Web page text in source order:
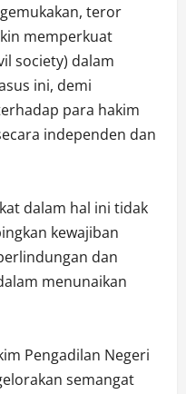
teror
memperkuat
society) dalam
ini, demi
para hakim
independen dan
dalam hal ini tidak
kewajiban
dan
menunaikan
Pengadilan Negeri
semangat